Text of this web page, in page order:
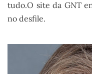
tudo.O site da GNT
no desfile.